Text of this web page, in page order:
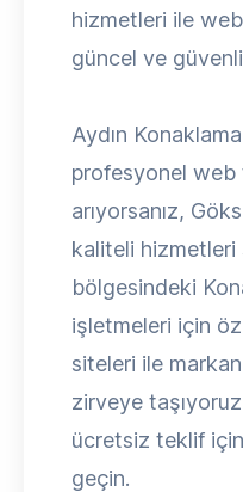
hizmetleri ile
güncel ve güvenli
Aydın
profesyonel web
arıyorsanız,
kaliteli hizmetleri
bölgesindeki
işletmeleri için
siteleri ile
zirveye
ücretsiz teklif
geçin.